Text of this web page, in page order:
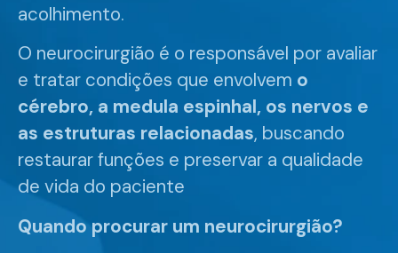
acolhimento.
O neurocirurgião é o responsável por avaliar
e tratar condições que envolvem o
cérebro, a medula espinhal, os nervos e
as estruturas relacionadas, buscando
restaurar funções e preservar a qualidade
de vida do paciente
Quando procurar um neurocirurgião?